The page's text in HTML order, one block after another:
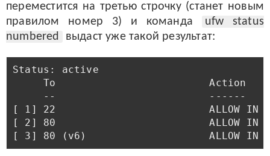
переместится на третью строчку (станет новым
правилом номер 3) и команда
ufw status
numbered
выдаст уже такой результат:
Status: active
To                         Action
--                         ------
[ 1] 22                         ALLOW IN
[ 2] 80                         ALLOW IN